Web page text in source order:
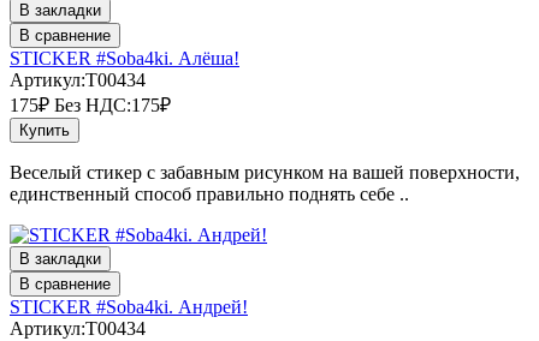
В закладки
В сравнение
STICKER #Soba4ki. Алёша!
Артикул:T00434
175₽ Без НДС:175₽
Купить
Веселый стикер с забавным рисунком на вашей поверхности,
единственный способ правильно поднять себе ..
В закладки
В сравнение
STICKER #Soba4ki. Андрей!
Артикул:T00434